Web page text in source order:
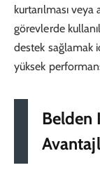
kurtarılması veya
görevlerde
destek sağlamak
yüksek
Belden